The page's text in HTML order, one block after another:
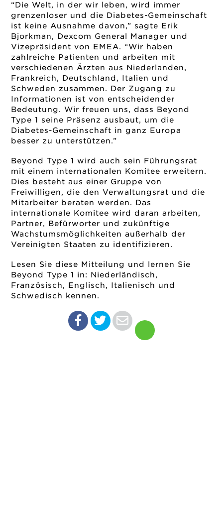
“Die Welt, in der wir leben, wird immer
grenzenloser und die Diabetes-Gemeinschaft
ist keine Ausnahme davon,” sagte Erik
Bjorkman, Dexcom General Manager und
Vizepräsident von EMEA. “Wir haben
zahlreiche Patienten und arbeiten mit
verschiedenen Ärzten aus Niederlanden,
Frankreich, Deutschland, Italien und
Schweden zusammen. Der Zugang zu
Informationen ist von entscheidender
Bedeutung. Wir freuen uns, dass Beyond
Type 1 seine Präsenz ausbaut, um die
Diabetes-Gemeinschaft in ganz Europa
besser zu unterstützen.”
Beyond Type 1 wird auch sein Führungsrat
mit einem internationalen Komitee erweitern.
Dies besteht aus einer Gruppe von
Freiwilligen, die den Verwaltungsrat und die
Mitarbeiter beraten werden. Das
internationale Komitee wird daran arbeiten,
Partner, Befürworter und zukünftige
Wachstumsmöglichkeiten außerhalb der
Vereinigten Staaten zu identifizieren.
Lesen Sie diese Mitteilung und lernen Sie
Beyond Type 1 in: Niederländisch,
Französisch, Englisch, Italienisch und
Schwedisch kennen.